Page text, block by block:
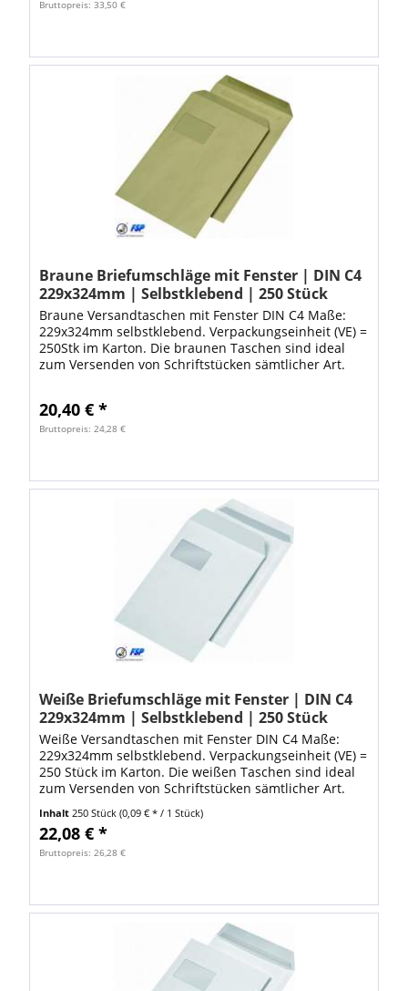
Bruttopreis: 33,50 €
Braune Briefumschläge mit Fenster | DIN C4
229x324mm | Selbstklebend | 250 Stück
Braune Versandtaschen mit Fenster DIN C4 Maße:
229x324mm selbstklebend. Verpackungseinheit (VE) =
250Stk im Karton. Die braunen Taschen sind ideal
zum Versenden von Schriftstücken sämtlicher Art.
20,40 € *
Bruttopreis: 24,28 €
Weiße Briefumschläge mit Fenster | DIN C4
229x324mm | Selbstklebend | 250 Stück
Weiße Versandtaschen mit Fenster DIN C4 Maße:
229x324mm selbstklebend. Verpackungseinheit (VE) =
250 Stück im Karton. Die weißen Taschen sind ideal
zum Versenden von Schriftstücken sämtlicher Art.
Inhalt250 Stück(0,09 € * / 1 Stück)
22,08 € *
Bruttopreis: 26,28 €